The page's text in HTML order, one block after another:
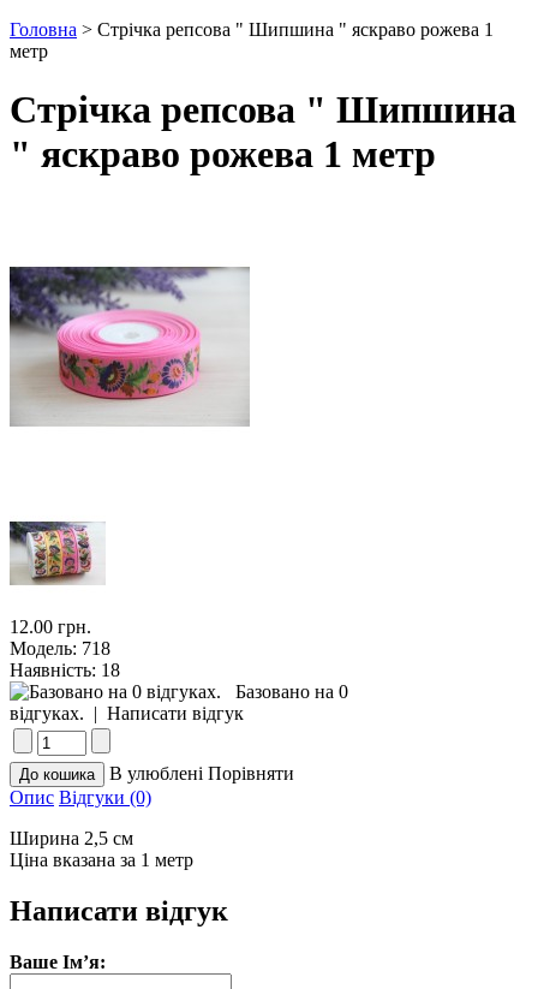
Головна > Стрічка репсова " Шипшина " яскраво рожева 1
метр
Стрічка репсова " Шипшина
" яскраво рожева 1 метр
12.00 грн.
Модель: 718
Наявність: 18
Базовано на 0
відгуках. | Написати відгук
В улюблені Порівняти
Опис Відгуки (0)
Ширина 2,5 см
Ціна вказана за 1 метр
Написати відгук
Ваше Ім’я: